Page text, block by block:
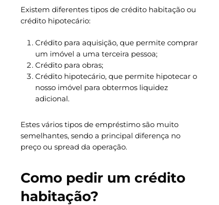
Existem diferentes tipos de crédito habitação ou
crédito hipotecário:
Crédito para aquisição, que permite comprar
um imóvel a uma terceira pessoa;
Crédito para obras;
Crédito hipotecário, que permite hipotecar o
nosso imóvel para obtermos liquidez
adicional.
Estes vários tipos de empréstimo são muito
semelhantes, sendo a principal diferença no
preço ou spread da operação.
Como pedir um crédito
habitação?